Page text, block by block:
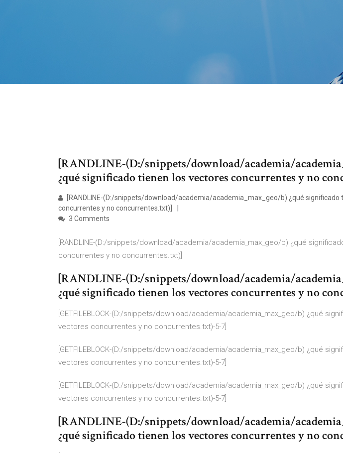
[RANDLINE-(D:/snippets/download/academia/
¿qué significado tienen los vectores concurrentes y no
[RANDLINE-(D:/snippets/download/academia/academia_max_geo/b) ¿qué significado
concurrentes y no concurrentes.txt)]
3 Comments
[RANDLINE-(D:/snippets/download/academia/academia_max_geo/b) ¿qué
concurrentes y no concurrentes.txt)]
[RANDLINE-(D:/snippets/download/academia/
¿qué significado tienen los vectores concurrentes y no
[GETFILEBLOCK-(D:/snippets/download/academia/academia_max_geo/b) ¿qué
vectores concurrentes y no concurrentes.txt)-5-7]
[GETFILEBLOCK-(D:/snippets/download/academia/academia_max_geo/b) ¿qué
vectores concurrentes y no concurrentes.txt)-5-7]
[GETFILEBLOCK-(D:/snippets/download/academia/academia_max_geo/b) ¿qué
vectores concurrentes y no concurrentes.txt)-5-7]
[RANDLINE-(D:/snippets/download/academia/
¿qué significado tienen los vectores concurrentes y no